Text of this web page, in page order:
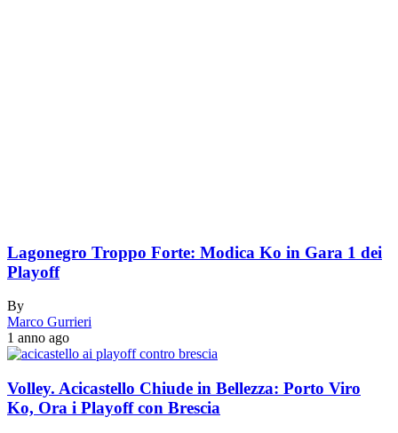
Lagonegro Troppo Forte: Modica Ko in Gara 1 dei
Playoff
By
Marco Gurrieri
1 anno ago
Volley. Acicastello Chiude in Bellezza: Porto Viro
Ko, Ora i Playoff con Brescia